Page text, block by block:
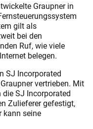
Graupner in
gilt als
bei den
Ruf, wie viele
belegen.
SJ Incorporated
vertrieben. Mit
die SJ Incorporated
Zulieferer gefestigt,
kann seine